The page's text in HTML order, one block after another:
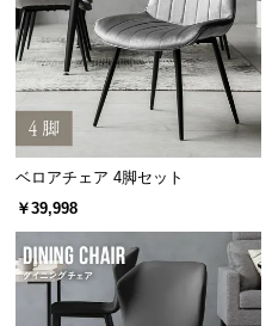
て
搬
入
経
路
に
つ
て
返
ベロアチェア 4脚セット
￥39,998